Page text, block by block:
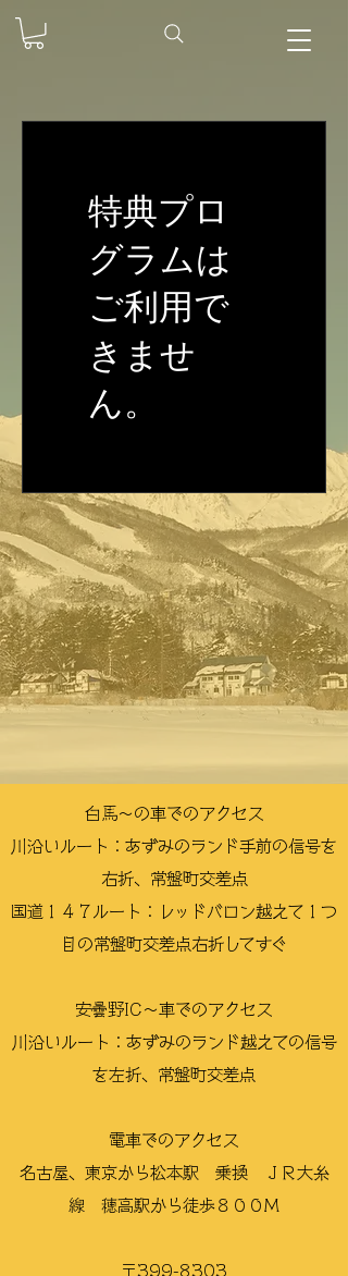
特典プロ
グラムは
ご利用で
きませ
ん。
白馬〜の車でのアクセス
川沿いルート：あずみのランド手前の信号を
右折、常盤町交差点
国道１４７ルート：レッドバロン越えて１つ
目の常盤町交差点右折してすぐ
安曇野IC〜車でのアクセス
川沿いルート：あずみのランド越えての信号
を左折、常盤町交差点
電車でのアクセス
名古屋、東京から松本駅 乗換 ＪＲ大糸
線 穂高駅から徒歩８００M
〒399-8303